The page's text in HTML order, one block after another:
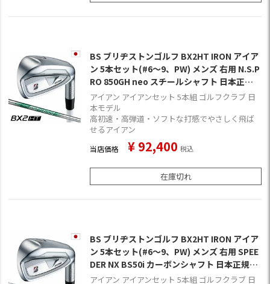
BS ブリヂストンゴルフ BX2HT IRON アイア
ン 5本セット(#6～9、PW) メンズ 右用 N.S.P
RO 850GH neo スチールシャフト 日本正規
品 2025年モデル ゴルフクラブ
アイアン アイアンセット 5本組 ゴルフクラブ 日
本モデル
高初速・高弾道・ソフトな打感でやさしく飛ば
せるアイアン
当店価格 ¥ 92,400 税込
在庫切れ
BS ブリヂストンゴルフ BX2HT IRON アイア
ン 5本セット(#6～9、PW) メンズ 右用 SPEE
DER NX BS50i カーボンシャフト 日本正規品
2025年モデル ゴルフクラブ
アイアン アイアンセット 5本組 ゴルフクラブ 日